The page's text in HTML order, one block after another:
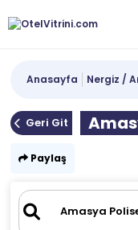
Anasayfa Nergiz /
Geri Git
Paylaş